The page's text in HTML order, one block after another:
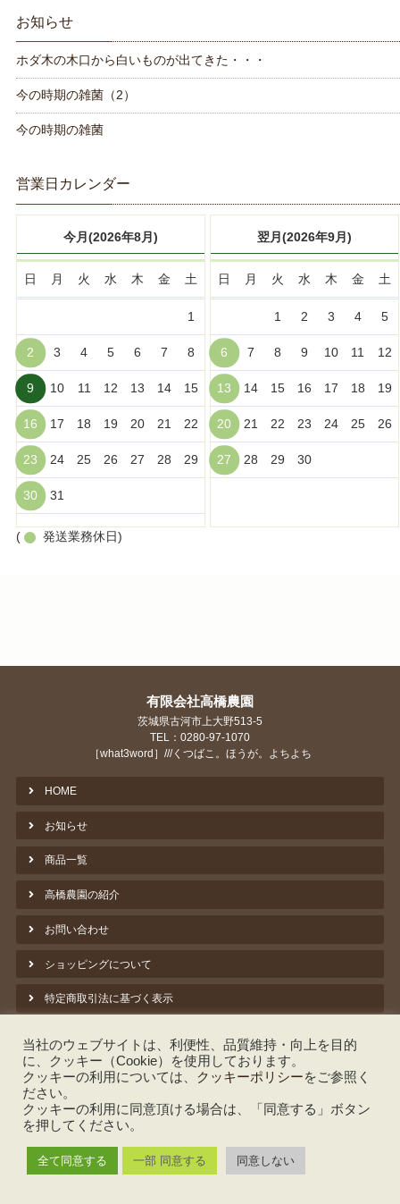
お知らせ
ホダ木の木口から白いものが出てきた・・・
今の時期の雑菌（2）
今の時期の雑菌
営業日カレンダー
今月(2026年8月)
日 月 火 水 木 金 土
1
2 3 4 5 6 7 8
9 10 11 12 13 14 15
16 17 18 19 20 21 22
23 24 25 26 27 28 29
30 31
翌月(2026年9月)
日 月 火 水 木 金 土
1 2 3 4 5
6 7 8 9 10 11 12
13 14 15 16 17 18 19
20 21 22 23 24 25 26
27 28 29 30
( 発送業務休日)
有限会社高橋農園
茨城県古河市上大野513-5
TEL：0280-97-1070
［what3word］///くつばこ。ほうが。よちよち
HOME
お知らせ
商品一覧
高橋農園の紹介
お問い合わせ
ショッピングについて
特定商取引法に基づく表示
クッキーポリシー
脱炭素への取組み ①バイオマス暖房
当社のウェブサイトは、利便性、品質維持・向上を目的
に、クッキー（Cookie）を使用しております。
クッキーの利用については、
クッキーポリシーをご参照く
ださい。
クッキーの利用に同意頂ける場合は、「同意する」ボタン
を押してください。
全て同意する 一部 同意する 同意しない